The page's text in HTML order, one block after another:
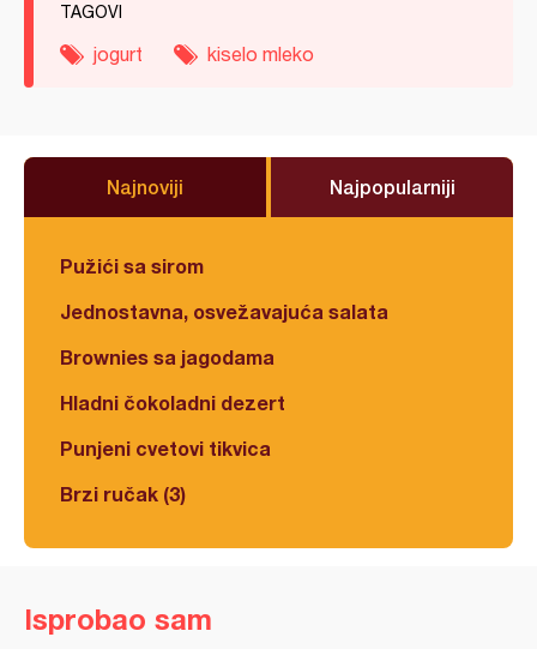
TAGOVI
jogurt kiselo mleko
Najnoviji Najpopularniji
Pužići sa sirom
Jednostavna, osvežavajuća salata
Brownies sa jagodama
Hladni čokoladni dezert
Punjeni cvetovi tikvica
Brzi ručak (3)
Isprobao sam